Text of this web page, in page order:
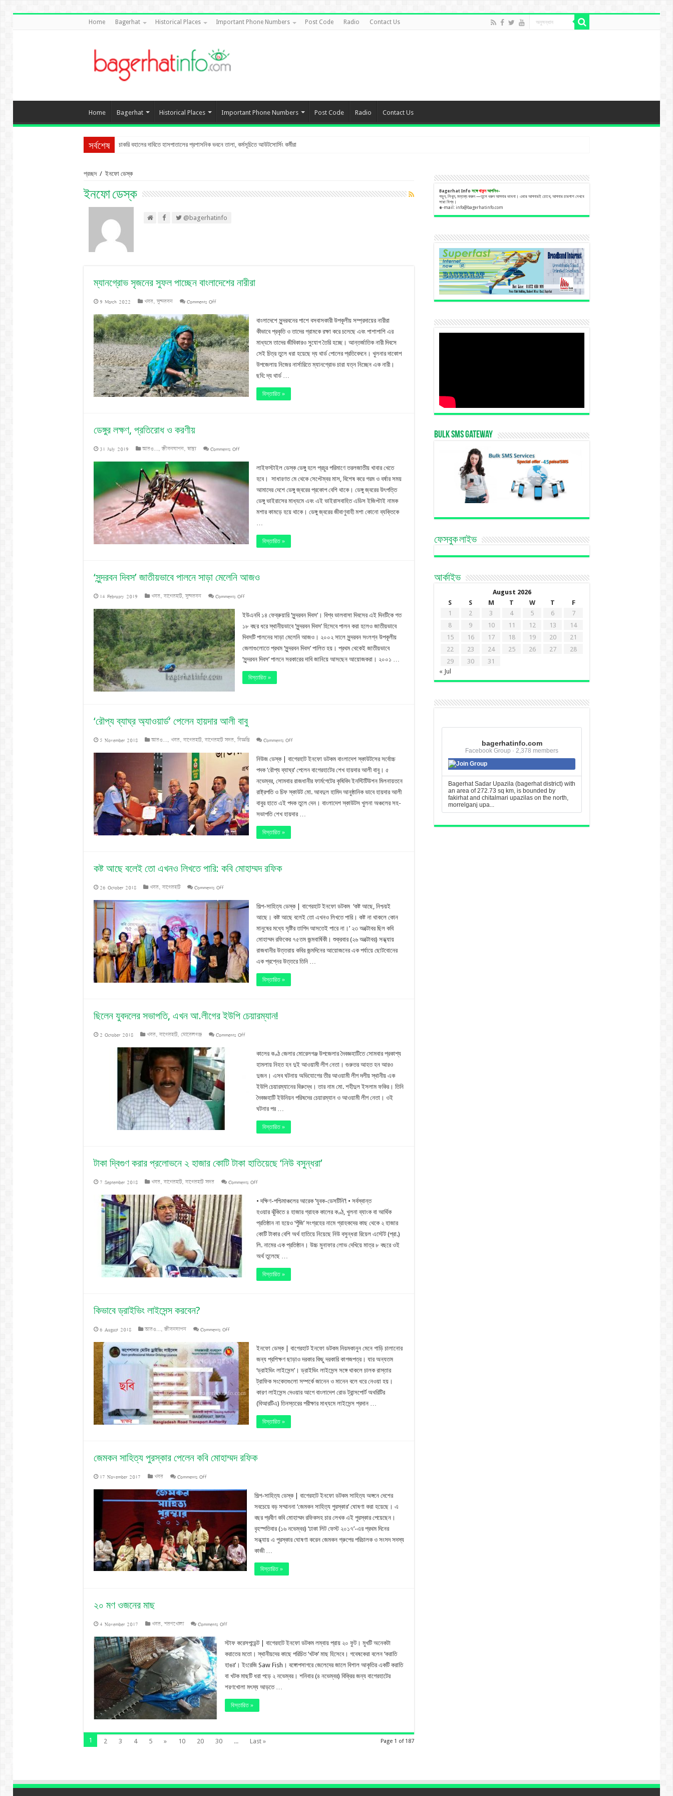
Home Bagerhat Historical Places Important Phone Numbers Post Code Radio Contact Us
Home Bagerhat Historical Places Important Phone Numbers Post Code Radio Contact Us
সর্বশেষ চাকরি বহালের দাবিতে হাসপাতালের প্রশাসনিক ভবনে তালা, কর্মসূচিতে আউটসোর্সিং কর্মীরা
প্রচ্ছদ / ইনফো ডেস্ক
ইনফো ডেস্ক
@bagerhatinfo
ম্যানগ্রোভ সৃজনের সুফল পাচ্ছেন বাংলাদেশের নারীরা
9 March 2022 খবর,সুন্দরবন Comments Offon
ম্যানগ্রোভ
সৃজনের
সুফল
পাচ্ছেন
বাংলাদেশের
নারীরা
বাংলাদেশে সুন্দরবনের পাশে বসবাসকারী উপকূলীয় সম্প্রদায়ের নারীরা
কীভাবে প্রকৃতি ও তাদের গ্রামকে রক্ষা করে চলেছে এবং পাশাপাশি এর
মাধ্যমে তাদের জীবিকারও সুযোগ তৈরি হচ্ছে। আন্তর্জাতিক নারী দিবসে
সেই চিত্র তুলে ধরা হয়েছে দ্য থার্ড পোলের প্রতিবেদনে। খুলনার দাকোপ
উপজেলায় নিজের নার্সারিতে ম্যানগ্রোভ চারা যত্ন নিচ্ছেন এক নারী।
ছবি: দ্য থার্ড …
বিস্তারিত »
ডেঙ্গুর লক্ষণ, প্রতিরোধ ও করণীয়
31 July 2019 আরও...,জীবনযাপন,স্বাস্থ্য Comments Offon
ডেঙ্গুর
লক্ষণ,
লাইফস্টাইল ডেস্ক ডেঙ্গু হলে প্রচুর পরিমাণে তরলজাতীয় খাবার খেতে
হবে। সাধারণত মে থেকে সেপ্টেম্বর মাস, বিশেষ করে গরম ও বর্ষার সময়
আমাদের দেশে ডেঙ্গু জ্বরের প্রকোপ বেশি থাকে। ডেঙ্গু জ্বরের উৎপত্তি
ডেঙ্গু ভাইরাসের মাধ্যমে এবং এই ভাইরাসবাহিত এডিস ইজিপ্টাই নামক
মশার কামড়ে হয়ে থাকে। ডেঙ্গু জ্বরের জীবাণুবাহী মশা কোনো ব্যক্তিকে
…
বিস্তারিত »
‘সুন্দরবন দিবস’ জাতীয়ভাবে পালনে সাড়া মেলেনি আজও
14 February 2019 খবর,বাগেরহাট,সুন্দরবন Comments Offon
‘সুন্দরবন
দিবস’
জাতীয়ভাবে
পালনে
সাড়া
মেলেনি
ইউএনবি ১৪ ফেব্রুয়ারি ‘সুন্দরবন দিবস’। বিশ্ব ভালবাসা দিবসের এই দিনটিকে গত
১৮ বছর ধরে স্থানীয়ভাবে ‘সুন্দরবন দিবস’ হিসেবে পালন করা হলেও জাতীয়ভাবে
দিবসটি পালনের সাড়া মেলেনি আজও। ২০০২ সালে সুন্দরবন সংলগ্ন উপকূলীয়
জেলাগুলোতে প্রথম ‘সুন্দরবন দিবস’ পালিত হয়। প্রথম থেকেই জাতীয়ভাবে
‘সুন্দরবন দিবস’ পালনে সরকারের দাবি জানিয়ে আসছেন আয়োজকরা। ২০০১ …
বিস্তারিত »
‘রৌপ্য ব্যাঘ্র অ্যাওয়ার্ড’ পেলেন হায়দার আলী বাবু
5 November 2018 আরও..., খবর,বাগেরহাট,বাগেরহাট সদর,বিজ্ঞপ্তি Comments Offon
‘রৌপ্য
ব্যাঘ্র
অ্যাওয়ার্ড’
পেলেন
হায়দার
নিউজ ডেস্ক | বাগেরহাট ইনফো ডটকম বাংলাদেশ স্কাউটসের সর্বোচ্চ
পদক ‘রৌপ্য ব্যাঘ্র’ পেলেন বাগেরহাটের শেখ হায়দার আলী বাবু। ৫
নভেম্বর, সোমবার রাজধানীর ফার্মগেটের কৃষিবিদ ইনস্টিটিউশন মিলনায়তনে
রাষ্ট্রপতি ও চিফ স্কাউট মো. আবদুল হামিদ আনুষ্ঠানিক ভাবে হায়দার আলী
বাবুর হাতে এই পদক তুলে দেন। বাংলাদেশ স্কাউটস খুলনা অঞ্চলের সহ-
সভাপতি শেখ হায়দার …
বিস্তারিত »
কষ্ট আছে বলেই তো এখনও লিখতে পারি: কবি মোহাম্মদ রফিক
26 October 2018 খবর,বাগেরহাট Comments Offon
কষ্ট
আছে
বলেই
তো
এখনও
লিখতে
মোহাম্মদ
রফিক
শিল্প-সাহিত্য ডেস্ক | বাগেরহাট ইনফো ডটকম ‘কষ্ট আছে, নিশ্চয়ই
আছে। কষ্ট আছে বলেই তো এখনও লিখতে পারি। কষ্ট না থাকলে কোন
মানুষের মধ্যে সৃষ্টির তাগিদ আসতেই পারে না।’ ২৩ অক্টোবর ছিল কবি
মোহাম্মদ রফিকের ৭৫তম জন্মবার্ষিকী। শুক্রবার (২৬ অক্টোবর) সন্ধ্যায়
রাজধানীর উত্তরায় কবির জন্মদিনের আয়োজনের এক পর্যায়ে ছোটবোনের
এক প্রশ্নের উত্তরে তিনি …
বিস্তারিত »
ছিলেন যুবদলের সভাপতি, এখন আ.লীগের ইউপি চেয়ারম্যান!
2 October 2018 খবর,বাগেরহাট, মোরেলগঞ্জ Comments Offon
যুবদলের
সভাপতি,
আ.লীগের
কালের কণ্ঠ জেলার মোরেলগঞ্জ উপজেলার দৈবজ্ঞহাটিতে সোমবার প্রকাশ্য
হামলায় নিহত হন দুই আওয়ামী লীগ নেতা। গুরুতর আহত হন আরও
দুজন। এসব ঘটনায় অভিযোগের তীর আওয়ামী লীগ দলীয় স্থানীয় এক
ইউপি চেয়ারম্যানের বিরুদ্ধে। তার নাম মো. শহীদুল ইসলাম ফকির। তিনি
দৈবজ্ঞহাটি ইউনিয়ন পরিষদের চেয়ারম্যান ও আওয়ামী লীগ নেতা। ওই
ঘটনার পর …
বিস্তারিত »
টাকা দ্বিগুণ করার প্রলোভনে ২ হাজার কোটি টাকা হাতিয়েছে ‘নিউ বসুন্ধরা’
7 September 2018 খবর,বাগেরহাট,বাগেরহাট সদর Comments Offon
টাকা
দ্বিগুণ
করার
প্রলোভনে
২
হাজার
বসুন্ধরা’
• দক্ষিণ-পশ্চিমাঞ্চলের আরেক ‘যুবক-ডেসটিনি’! • সর্বস্বান্ত
হওয়ার ঝুঁকিতে ৪ হাজার গ্রাহক কালের কণ্ঠ, খুলনা ব্যাংক বা আর্থিক
প্রতিষ্ঠান না হয়েও ‘পুঁজি’ সংগ্রহের নামে গ্রাহকদের কাছ থেকে ২ হাজার
কোটি টাকার বেশি অর্থ হাতিয়ে নিয়েছে নিউ বসুন্ধরা রিয়েল এস্টেট (প্রা.)
লি. নামের এক প্রতিষ্ঠান। উচ্চ মুনাফার লোভ দেখিয়ে মাত্র ৮ বছরে ওই
অর্থ তুলেছে …
বিস্তারিত »
কিভাবে ড্রাইভিং লাইসেন্স করবেন?
6 August 2018 আরও...,জীবনযাপন Comments Offon
কিভাবে
ড্রাইভিং
লাইসেন্স
করবেন?
ইনফো ডেস্ক | বাগেরহাট ইনফো ডটকম নিয়মকানুন মেনে গাড়ি চালানোর
জন্য প্রশিক্ষণ ছাড়াও দরকার কিছু দরকারি কাগজপত্র। যার অন্যতম
‘ড্রাইভিং লাইসেন্স’। ড্রাইভিং লাইসেন্স সঙ্গে থাকলে চালক রাস্তার
ট্রাফিক সংকেতগুলো সম্পর্কে জানেন ও মানেন বলে ধরে নেওয়া হয়।
কারণ লাইসেন্স দেওয়ার আগে বাংলাদেশ রোড ট্রান্সপোর্ট অথরিটির
(বিআরটিএ) তিনস্তরের পরীক্ষার মাধ্যমে লাইসেন্স প্রদান …
বিস্তারিত »
জেমকন সাহিত্য পুরস্কার পেলেন কবি মোহাম্মদ রফিক
17 November 2017 খবর Comments Offon
জেমকন
পেলেন
কবি
মোহাম্মদ
শিল্প-সাহিত্য ডেস্ক | বাগেরহাট ইনফো ডটকম সাহিত্য অঙ্গনে দেশের
সবচেয়ে বড় সম্মাননা ‘জেমকন সাহিত্য পুরস্কার’ ঘোষণা করা হয়েছে। এ
বছর প্রবীণ কবি মোহাম্মদ রফিকসহ চার লেখক এই পুরস্কার পেয়েছেন।
বৃহস্পতিবার (১৬ নভেম্বর) ‘ঢাকা লিট ফেস্ট ২০১৭’-এর প্রথম দিনের
সন্ধ্যায় এ পুরস্কার ঘোষণা করেন জেমকন গ্রুপের পরিচালক ও সংসদ সদস্য
কাজী …
বিস্তারিত »
২০ মণ ওজনের মাছ
4 November 2017 খবর,শরণখোলা Comments Offon
২০
মণ
ওজনের
মাছ
স্টাফ করেসপন্ডেন্ট | বাগেরহাট ইনফো ডটকম লম্বায় প্রায় ২০ ফুট। মুখটি অনেকটা
করাতের মতো। স্থানীয়দের কাছে পরিচিত ‘খটক’ মাছ হিসেবে। গবেষকেরা বলেন ‘করাতি
হাঙর’। ইংরেজি Saw Fish। বঙ্গোপসাগরে জেলেদের জালে বিশাল আকৃতির একটি করাতি
বা খটক মাছটি ধরা পড়ে ২ নভেম্বর। শনিবার (৪ নভেম্বর) বিক্রির জন্য বাগেরহাটের
শরণখোলা মৎস্য আড়তে …
বিস্তারিত »
Page 1 of 187
1 2 3 4 5 » 10 20 30 ... Last »
Bagerhat Info সঙ্গেথাকুনআপনিও-
পড়ুন, লিখুন, মন্তব্য করুন —তুলে ধরুন আপনার ভাবনা। এবার আপনারই চোখে, আপনার চারপাশ দেখবে
সারা বিশ্ব।
e-mail: info@bagerhatinfo.com
Bulk SMS Gateway
ফেসবুক লাইভ
আর্কাইভ
August 2026
S
S M T W T
F
1
2 3 4 5 6
7
8
9 10 11 12 13
14
15
16 17 18 19 20
21
22
23 24 25 26 27
28
29
30
31
« Jul
bagerhatinfo.com
Facebook Group · 2,378 members
Join Group
Bagerhat Sadar Upazila (bagerhat district) with
an area of 272.73 sq km, is bounded by
fakirhat and chitalmari upazilas on the north,
morrelganj upa...